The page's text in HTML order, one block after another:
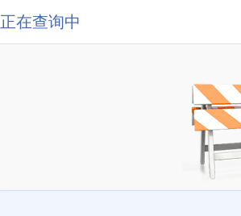
正在查询中